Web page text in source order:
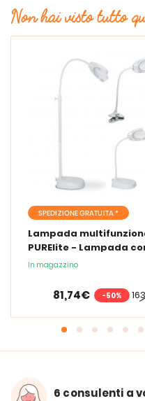
Non hai visto tutto
SPEDIZIONE GRATUITA *
Lampada
PURElite - Lampada
lente d'ingrandimento
In magazzino
81,74€ -50%
6 consulenti a